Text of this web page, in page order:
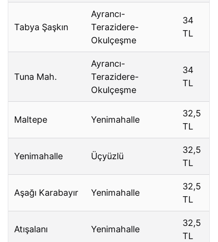
Tabya Şaşkın
Ayrancı-
Terazidere-
Okulçeşme
34
TL
Tuna Mah.
Ayrancı-
Terazidere-
Okulçeşme
34
TL
Maltepe Yenimahalle
32,5
TL
Yenimahalle Üçyüzlü
32,5
TL
Aşağı Karabayır Yenimahalle
32,5
TL
Atışalanı Yenimahalle
32,5
TL